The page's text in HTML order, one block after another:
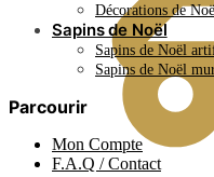
Décorations de
Sapins de Noël
Sapins de Noël
Sapins de Noël
Parcourir
Mon Compte
F.A.Q / Contact